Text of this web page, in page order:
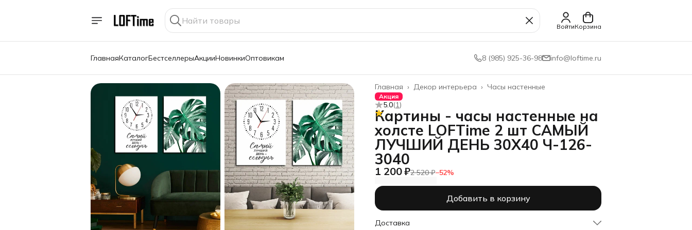
ВойтиКорзина
ГлавнаяКаталогБестселлерыАкцииНовинкиОптовикам 8 (985) 925-36-98 info@loftime.ru
Часы настенные
Декор интерьера ›
Главная ›
Акция
5.0(1)
Картины - часы настенные на
холсте LOFTime 2 шт САМЫЙ
ЛУЧШИЙ ДЕНЬ 30Х40 Ч-126-
3040
1 200 ₽2 520 ₽−52%
Добавить в корзину
Доставка